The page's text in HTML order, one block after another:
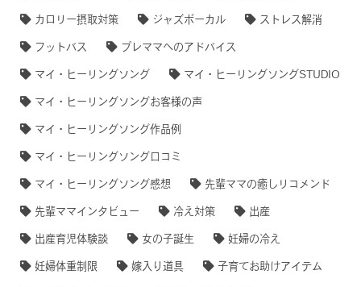
カロリー摂取対策 ジャズボーカル ストレス解消
フットバス プレママへのアドバイス
マイ・ヒーリングソング マイ・ヒーリングソングSTUDIO
マイ・ヒーリングソングお客様の声
マイ・ヒーリングソング作品例
マイ・ヒーリングソング口コミ
マイ・ヒーリングソング感想 先輩ママの癒しリコメンド
先輩ママインタビュー 冷え対策 出産
出産育児体験談 女の子誕生 妊婦の冷え
妊婦体重制限 嫁入り道具 子育てお助けアイテム